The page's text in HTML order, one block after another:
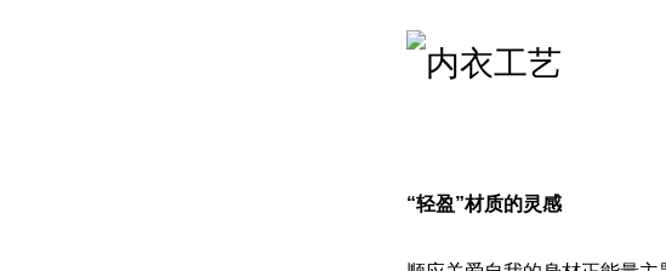
“轻盈”材质的灵感